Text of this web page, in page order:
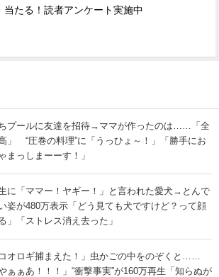
当たる！読者アンケート実施中
プールに友達を招待→ママが作ったのは……「全
」 “圧巻の料理”に「うっひょ～！」「勝手にお
まっしまーーす！」
に「ママー！ヤギー！」と言われた愛犬→とんで
姿が480万表示「どう見ても犬ですけど？って顔
」「ストレス消え去った」
オロギ捕まえた！」虫かごの中をのぞくと……
やぁぁあ！！！」“衝撃事実”が160万再生「知らぬが